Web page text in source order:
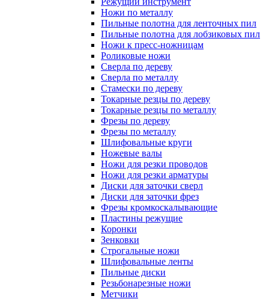
Ножи по металлу
Пильные полотна для ленточных пил
Пильные полотна для лобзиковых пил
Ножи к пресс-ножницам
Роликовые ножи
Сверла по дереву
Сверла по металлу
Стамески по дереву
Токарные резцы по дереву
Токарные резцы по металлу
Фрезы по дереву
Фрезы по металлу
Шлифовальные круги
Ножевые валы
Ножи для резки проводов
Ножи для резки арматуры
Диски для заточки сверл
Диски для заточки фрез
Фрезы кромкоскалывающие
Пластины режущие
Коронки
Зенковки
Строгальные ножи
Шлифовальные ленты
Пильные диски
Резьбонарезные ножи
Метчики